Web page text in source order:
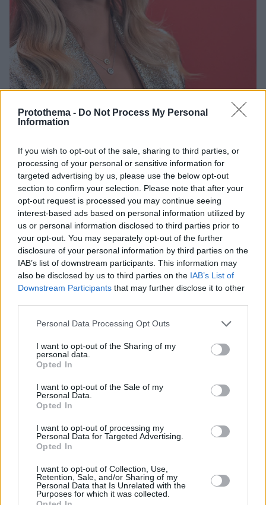
Protothema - Do Not Process My Personal
Information
If you wish to opt-out of the sale, sharing to third parties, or
processing of your personal or sensitive information for
targeted advertising by us, please use the below opt-out
section to confirm your selection. Please note that after your
opt-out request is processed you may continue seeing
interest-based ads based on personal information utilized by
us or personal information disclosed to third parties prior to
your opt-out. You may separately opt-out of the further
disclosure of your personal information by third parties on the
IAB’s list of downstream participants. This information may
also be disclosed by us to third parties on the IAB’s List of
Downstream Participants that may further disclose it to other
Please note that this website/app uses one or more Google
not limited to your visit or usage behaviour. You may click to
grant or deny consent to Google and its third-party tags to
use your data for below specified purposes in below Google
consent section.
Personal Data Processing Opt Outs
I want to opt-out of the Sharing of my
personal data.
Opted In
I want to opt-out of the Sale of my
Personal Data.
Opted In
I want to opt-out of processing my
Personal Data for Targeted Advertising.
Opted In
I want to opt-out of Collection, Use,
Retention, Sale, and/or Sharing of my
Personal Data that Is Unrelated with the
Purposes for which it was collected.
αποδεχτεί τη σεξουαλικότητά της
«Υπάρχει ακόμα ένα κομμάτι του εαυτού μου, που
λέει: "Ω, μακάρι να ήμουν απλά στρέιτ". Υπάρχει
ακόμη αυτή η πλευρά. Είναι πραγματικά περίπλοκο»,
αναφέρει το γνωστό μοντέλο
19.03.2021, 06:34
26.06.2020, 21:25 2